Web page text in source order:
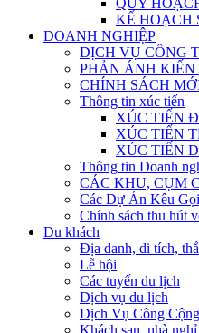
QUY
KẾ HOẠCH
DOANH NGHIỆP
DỊCH VỤ CÔNG
PHẢN ÁNH KIẾN
CHÍNH SÁCH
Thông tin xúc tiến
XÚC TIẾN
XÚC TIẾN
XÚC TIẾN
Thông tin Doanh
CÁC KHU, CỤM
Các Dự Án Kêu
Chính sách thu hút
Du khách
Địa danh, di tích,
Lễ hội
Các tuyến du lịch
Dịch vụ du lịch
Dịch Vụ Công Cộng
Khách sạn, nhà nghỉ